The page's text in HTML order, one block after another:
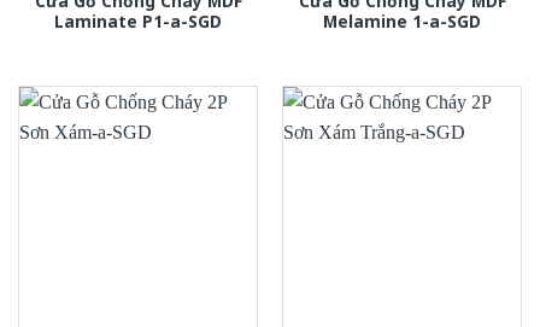
Laminate P1-a-SGD
Melamine 1-a-SGD